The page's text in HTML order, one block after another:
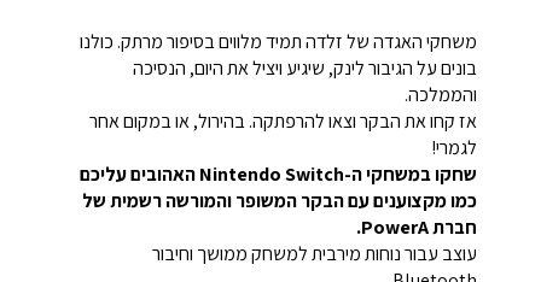
משחקי האגדה של זלדה תמיד מלווים בסיפור מרתק. כולנו
בונים על הגיבור לינק, שיגיע ויציל את היום, הנסיכה
והממלכה.
אז קחו את הבקר וצאו להרפתקה. בהירול, או במקום אחר
לגמרי!
שחקו במשחקי ה-Nintendo Switch האהובים עליכם
כמו מקצוענים עם הבקר המשופר והמורשה רשמית של
חברת PowerA.
עוצב עבור נוחות מירבית למשחק ממושך וחיבור